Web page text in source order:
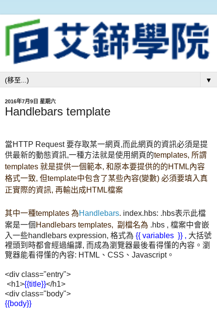
▼
2016年7月9日 星期六
Handlebars template
當HTTP Request 要存取某一網頁,而此網頁的資訊必須是提
供最新的動態資訊,一種方法就是使用網頁的templates, 所謂
templates 就是提供一個範本, 和原本要提供的的HTML內容
格式一致, 但template中包含了某些內容(變數) 必須要填入真
正實際的資訊, 再輸出成HTML檔案
其中一種templates 為Handlebars. index.hbs: .hbs表示此檔
案是一個 Handlebars templates, 副檔名為 .hbs , 檔案中會嵌
入一些handlebars expression, 格式為 {{ variables }} , 大括號
裡頭到時都會經過編譯, 而成為瀏覽器最後看得懂的內容。瀏
覽器能看得懂的內容: HTML、CSS、Javascript。
<div class="entry">
<h1>{{title}}</h1>
<div class="body">
{{body}}